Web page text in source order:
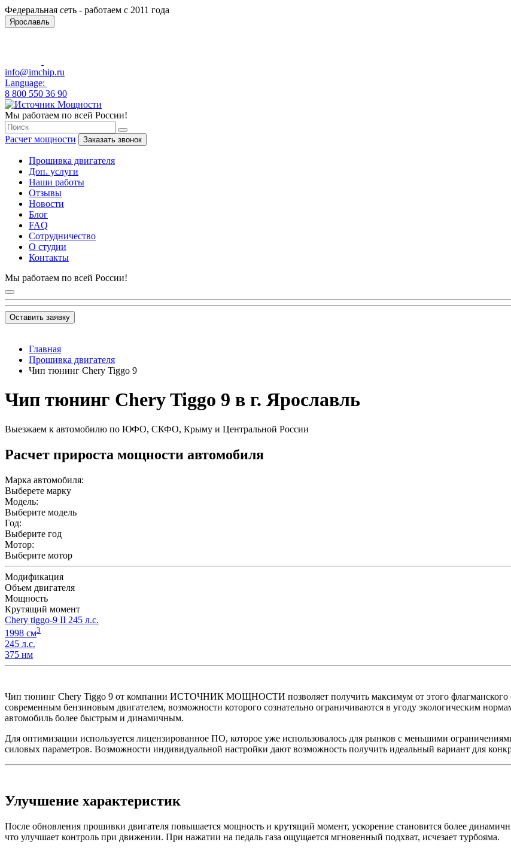
Федеральная сеть - работаем с 2011 года
Ярославль
info@imchip.ru
Language:
8 800 550 36 90
Мы работаем по всей России!
Расчет мощности Заказать звонок
Прошивка двигателя
Доп. услуги
Наши работы
Отзывы
Новости
Блог
FAQ
Сотрудничество
О студии
Контакты
Мы работаем по всей России!
Оставить заявку
Главная
Прошивка двигателя
Чип тюнинг Chery Tiggo 9
Чип тюнинг Chery Tiggo 9 в г. Ярославль
Выезжаем к автомобилю по ЮФО, СКФО, Крыму и Центральной России
Расчет прироста мощности автомобиля
Марка автомобиля:
Выберете марку
Модель:
Выберите модель
Год:
Выберите год
Мотор:
Выберите мотор
Модификация
Объем двигателя
Мощность
Крутящий момент
Chery tiggo-9 II 245 л.с.
1998 см3
245 л.с.
375 нм
Чип тюнинг Chery Tiggo 9 от компании ИСТОЧНИК МОЩНОСТИ позволяет получить максимум от этого флагманского
современным бензиновым двигателем, возможности которого сознательно ограничиваются в угоду экологическим
автомобиль более быстрым и динамичным.
Для оптимизации используется лицензированное ПО, которое уже использовалось для рынков с меньшими
силовых параметров. Возможности индивидуальной настройки дают возможность получить идеальный вариант для
Улучшение характеристик
После обновления прошивки двигателя повышается мощность и крутящий момент, ускорение становится более
что улучшает контроль при движении. При нажатии на педаль газа ощущается мгновенный подхват, исчезает турбояма.